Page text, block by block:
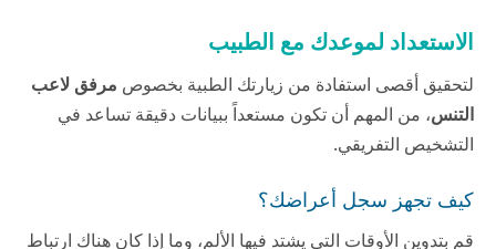
الاستعداد لموعدك مع الطبيب
لتحقيق أقصى استفادة من زيارتك الطبية بخصوص مرفق لاعب
التنس، من المهم أن تكون مستعداً ببيانات دقيقة تساعد في
التشخيص التفريقي.
كيف تجهز سجل أعراضك؟
قم بتدوين الأوقات التي يشتد فيها الألم، وما إذا كان هناك ارتباط